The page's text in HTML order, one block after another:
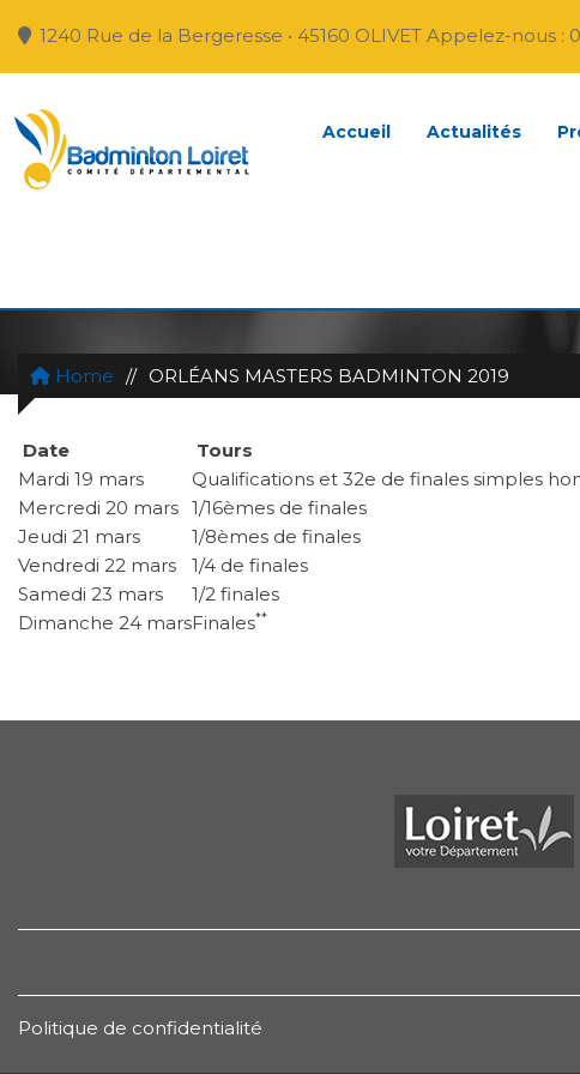
1240 Rue de la Bergeresse • 45160 OLIVET Appelez-nous :
Accueil Actualités
Home // ORLÉANS MASTERS BADMINTON 2019
Date Tours
Mardi 19 mars
Qualifications et 32e de finales simples
Mercredi 20 mars 1/16èmes de finales
Jeudi 21 mars
1/8èmes de finales
Vendredi 22 mars
1/4 de finales
Samedi 23 mars
1/2 finales
Dimanche 24 marsFinales**
Politique de confidentialité